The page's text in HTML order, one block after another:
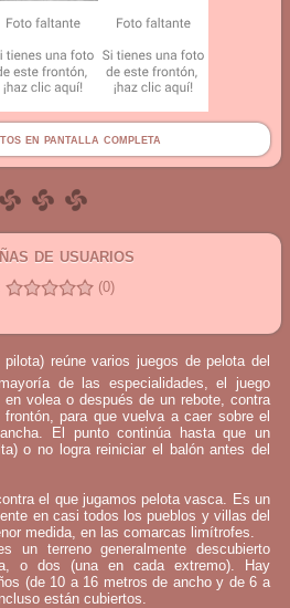
en pantalla completa
de usuarios
(0)
reúne varios juegos de pelota del
de las especialidades, el juego
volea o después de un rebote, contra
para que vuelva a caer sobre el
El punto continúa hasta que un
o no logra reiniciar el balón antes del
el que jugamos pelota vasca. Es un
en casi todos los pueblos y villas del
medida, en las comarcas limítrofes.
un terreno generalmente descubierto
o dos (una en cada extremo). Hay
(de 10 a 16 metros de ancho y de 6 a
están cubiertos.